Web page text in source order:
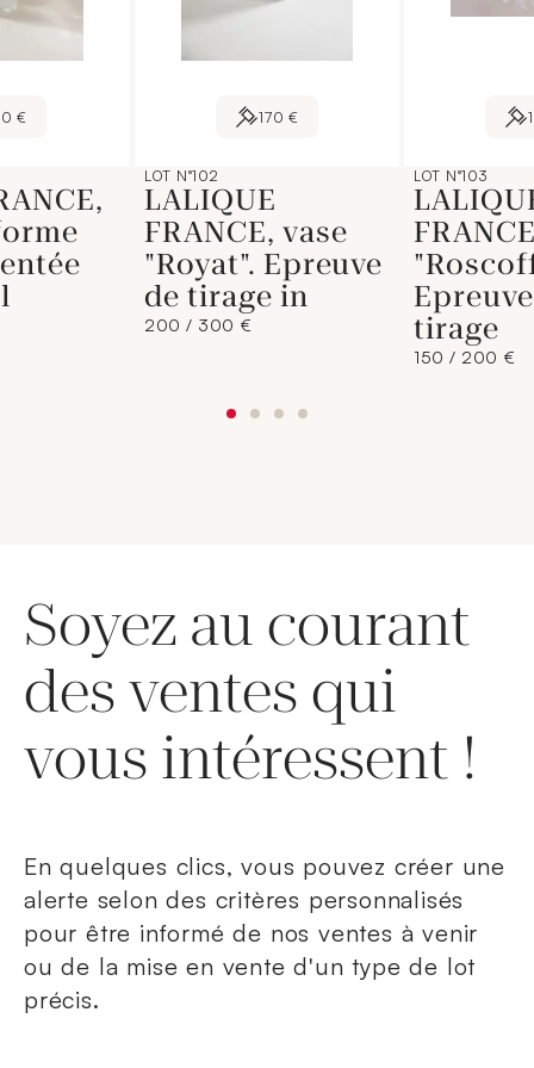
€ 170 €
LOT N°102
LALIQUE
FRANCE, vase
"Royat". Epreuve
de tirage in
200 / 300 €
LOT N°103
tirage
150 / 200 €
Soyez au courant
des ventes qui
vous intéressent !
En quelques clics, vous pouvez créer une
alerte selon des critères personnalisés
pour être informé de nos ventes à venir
ou de la mise en vente d'un type de lot
précis.